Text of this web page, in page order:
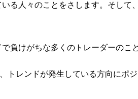
る人々のことをさします。そして
負けがちな多くのトレーダーのこ
トレンドが発生している方向にポ